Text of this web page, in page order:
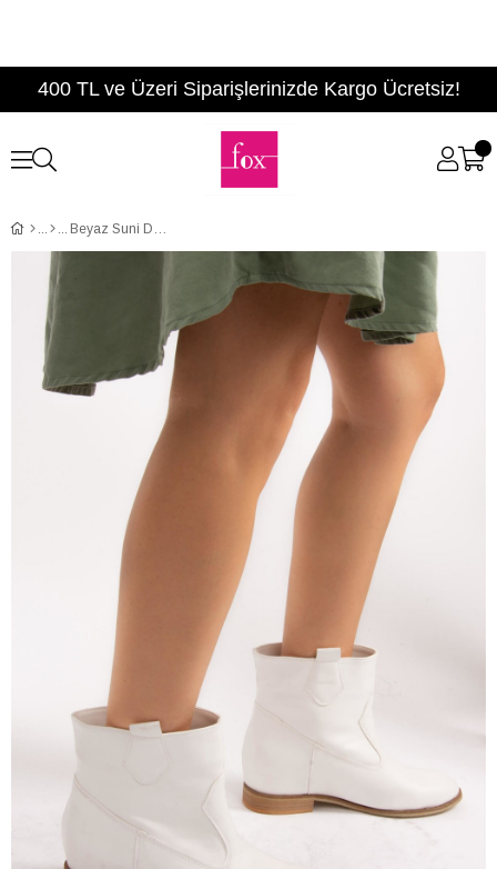
400 TL ve Üzeri Siparişlerinizde Kargo Ücretsiz!
Beyaz Suni Deri Kadın Bot E380181509